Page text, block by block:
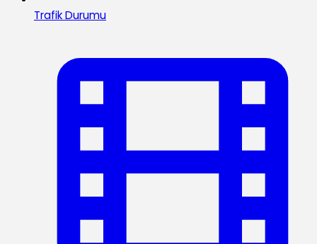
Trafik Durumu